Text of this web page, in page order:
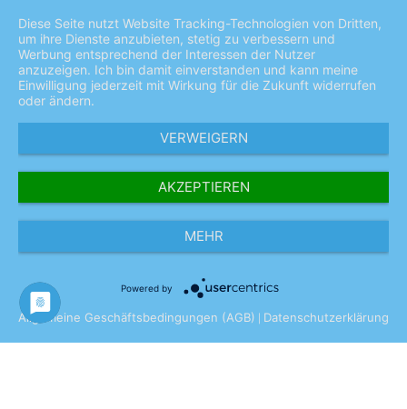
(Ausnahme Folien)
Sealer Shop Angebote richten sich nur an Handel, Industrie, Gewerbe
und öffentliche Einrichtungen
Diese Seite nutzt Website Tracking-Technologien von Dritten,
um ihre Dienste anzubieten, stetig zu verbessern und
Werbung entsprechend der Interessen der Nutzer
anzuzeigen. Ich bin damit einverstanden und kann meine
Einwilligung jederzeit mit Wirkung für die Zukunft widerrufen
oder ändern.
VERWEIGERN
AKZEPTIEREN
MEHR
Powered by
Allgemeine Geschäftsbedingungen (AGB) Datenschutzerklärung